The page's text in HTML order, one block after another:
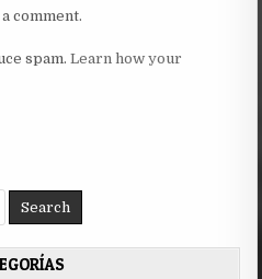
comment.
spam.Learn how your